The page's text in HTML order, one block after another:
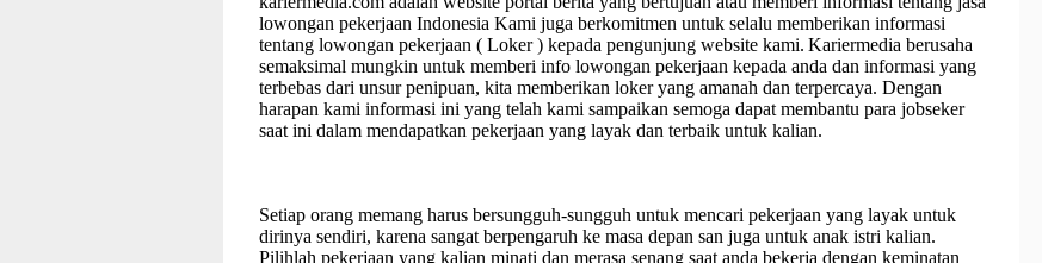
lowongan pekerjaan Indonesia Kami juga berkomitmen untuk selalu memberikan informasi
tentang lowongan pekerjaan ( Loker ) kepada pengunjung website kami. Kariermedia berusaha
semaksimal mungkin untuk memberi info lowongan pekerjaan kepada anda dan informasi yang
terbebas dari unsur penipuan, kita memberikan loker yang amanah dan terpercaya. Dengan
harapan kami informasi ini yang telah kami sampaikan semoga dapat membantu para jobseker
saat ini dalam mendapatkan pekerjaan yang layak dan terbaik untuk kalian.
Setiap orang memang harus bersungguh-sungguh untuk mencari pekerjaan yang layak untuk
dirinya sendiri, karena sangat berpengaruh ke masa depan san juga untuk anak istri kalian.
Pilihlah pekerjaan yang kalian minati dan merasa senang saat anda bekerja dengan keminatan